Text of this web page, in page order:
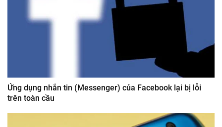
Ứng dụng nhắn tin (Messenger) của Facebook lại bị lỗi
trên toàn cầu